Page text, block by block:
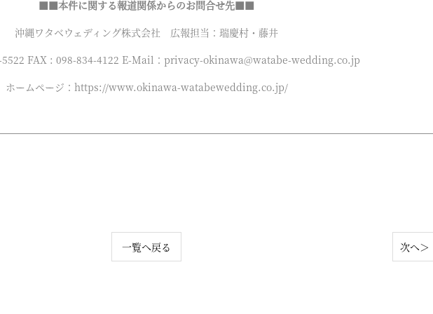
■■本件に関する報道関係からのお問合せ先■■
沖縄ワタベウェディング株式会社 広報担当：瑞慶村・藤井
5522 FAX : 098-834-4122 E-Mail：privacy-okinawa@watabe-wedding.co.jp
ホームページ：https://www.okinawa-watabewedding.co.jp/
一覧へ戻る 次へ＞